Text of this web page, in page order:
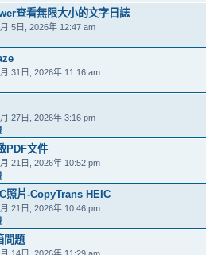
查看無限大小的文字日誌
5日, 2026年 12:47 am
31日, 2026年 11:16 am
27日, 2026年 3:16 pm
PDF文件
21日, 2026年 10:52 pm
照片-CopyTrans HEIC
21日, 2026年 10:46 pm
問題